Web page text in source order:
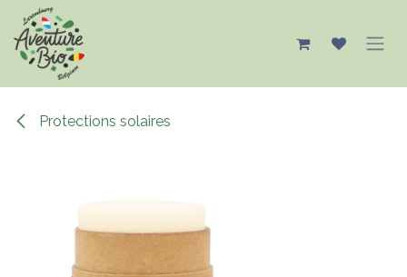
Se rendre au contenu
Protections solaires